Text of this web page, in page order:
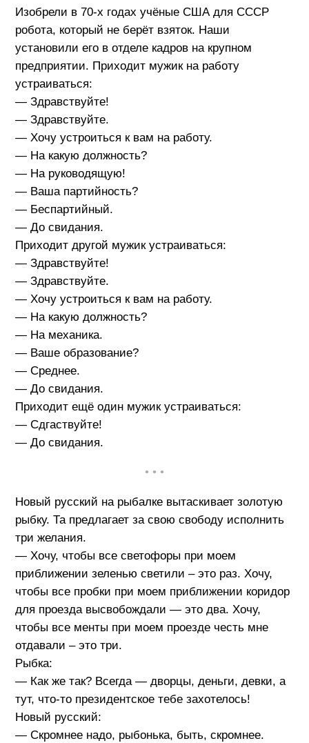
Изобрели в 70-х годах учёные США для СССР
робота, который не берёт взяток. Наши
установили его в отделе кадров на крупном
предприятии. Приходит мужик на работу
устраиваться:
— Здравствуйте!
— Здравствуйте.
— Хочу устроиться к вам на работу.
— На какую должность?
— На руководящую!
— Ваша партийность?
— Беспартийный.
— До свидания.
Приходит другой мужик устраиваться:
— Здравствуйте!
— Здравствуйте.
— Хочу устроиться к вам на работу.
— На какую должность?
— На механика.
— Ваше образование?
— Среднее.
— До свидания.
Приходит ещё один мужик устраиваться:
— Сдгаствуйте!
— До свидания.
• • •
Новый русский на рыбалке вытаскивает золотую
рыбку. Та предлагает за свою свободу исполнить
три желания.
— Хочу, чтобы все светофоры при моем
приближении зеленью светили – это раз. Хочу,
чтобы все пробки при моем приближении коридор
для проезда высвобождали — это два. Хочу,
чтобы все менты при моем проезде честь мне
отдавали – это три.
Рыбка:
— Как же так? Всегда — дворцы, деньги, девки, а
тут, что-то президентское тебе захотелось!
Новый русский:
— Скромнее надо, рыбонька, быть, скромнее.